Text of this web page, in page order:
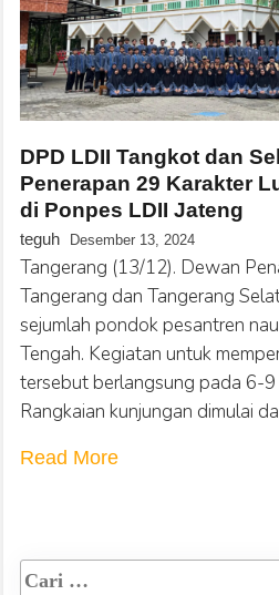
DPD LDII Tangkot dan
Penerapan 29 Karakter
di Ponpes LDII Jateng
teguh Desember 13, 2024
Tangerang (13/12). Dewan
Tangerang dan Tangerang
sejumlah pondok pesantren
Tengah. Kegiatan untuk
tersebut berlangsung pada 6-
Rangkaian kunjungan dimulai
Read More